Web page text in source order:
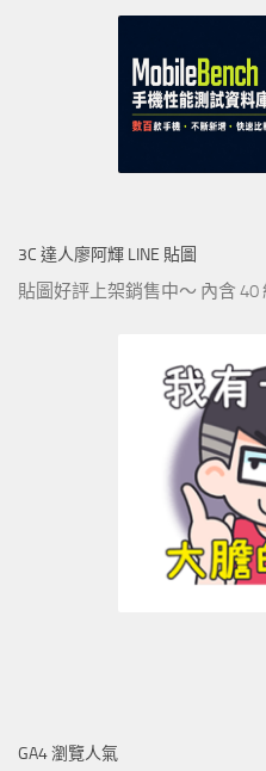
3C 達人廖阿輝 LINE 貼圖
貼圖好評上架銷售中～ 內含
GA4 瀏覽人氣